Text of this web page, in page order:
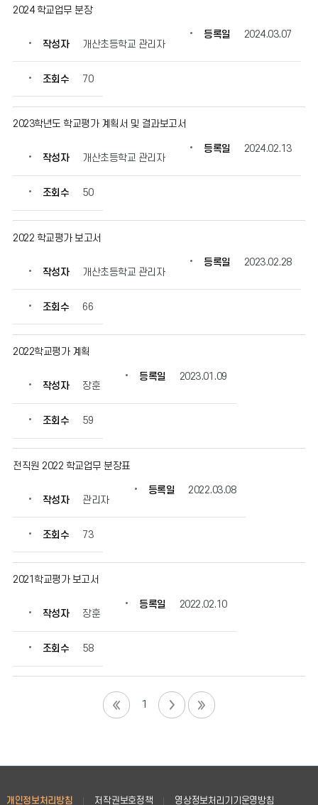
다.
2024 학교업무 분장
작성자 개산초등학교 관리자
등록일 2024.03.07
조회수 70
2023학년도 학교평가 계획서 및 결과보고서
작성자 개산초등학교 관리자
등록일 2024.02.13
조회수 50
2022 학교평가 보고서
작성자 개산초등학교 관리자
등록일 2023.02.28
조회수 66
2022학교평가 계획
작성자 장훈
등록일 2023.01.09
조회수 59
전직원 2022 학교업무 분장표
작성자 관리자
등록일 2022.03.08
조회수 73
2021학교평가 보고서
작성자 장훈
등록일 2022.02.10
조회수 58
1
개인정보처리방침 저작권보호정책 영상정보처리기기운영방침